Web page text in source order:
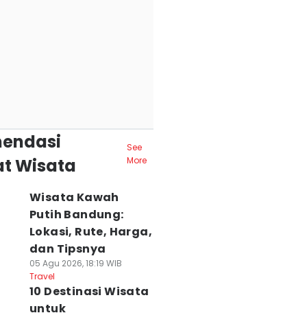
Wisata
See
More
Wisata Kawah
Putih Bandung:
Lokasi, Rute, Harga,
dan Tipsnya
05 Agu 2026, 18:19 WIB
Travel
10 Destinasi Wisata
untuk